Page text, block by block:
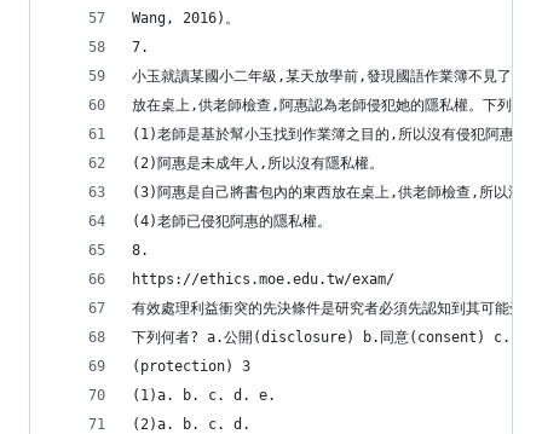
Wang, 2016)。
7.
小玉就讀某國小二年級,某天放學前,發現國語作業簿不見了,老
放在桌上,供老師檢查,阿惠認為老師侵犯她的隱私權。下列敘
(1)老師是基於幫小玉找到作業簿之目的,所以沒有侵犯阿惠的
(2)阿惠是未成年人,所以沒有隱私權。
(3)阿惠是自己將書包內的東西放在桌上,供老師檢查,所以沒有
(4)老師已侵犯阿惠的隱私權。
8.
https://ethics.moe.edu.tw/exam/
有效處理利益衝突的先決條件是研究者必須先認知到其可能受
下列何者? a.公開(disclosure) b.同意(consent) c.
(protection) 3
(1)a. b. c. d. e.
(2)a. b. c. d.